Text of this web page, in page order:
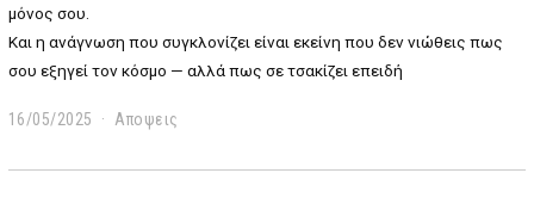
μόνος σου.
Και η ανάγνωση που συγκλονίζει είναι εκείνη που δεν νιώθεις πως
σου εξηγεί τον κόσμο — αλλά πως σε τσακίζει επειδή
16/05/2025 Αποψεις